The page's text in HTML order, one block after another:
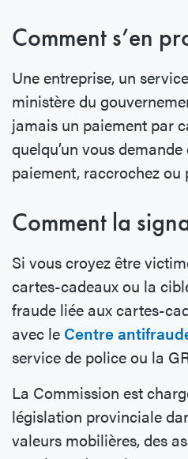
Comment s’en
Une entreprise, un
ministère du
jamais un paiement par
quelqu’un vous
paiement, raccrochez ou
Comment la
Si vous croyez être
cartes-cadeaux ou la
fraude liée aux cartes-
avec le Centre
service de police ou la
La Commission est
législation provinciale
valeurs mobilières, des